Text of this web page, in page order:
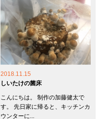
2018.11.15
しいたけの菌床
こんにちは。 制作の加藤健太で
す。 先日家に帰ると、キッチンカ
ウンターに...